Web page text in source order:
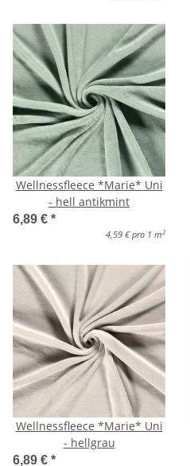
Wellnessfleece *Marie* Uni
- hell antikmint
6,89 € *
4,59 € pro 1 m 2
Wellnessfleece *Marie* Uni
- hellgrau
6,89 € *